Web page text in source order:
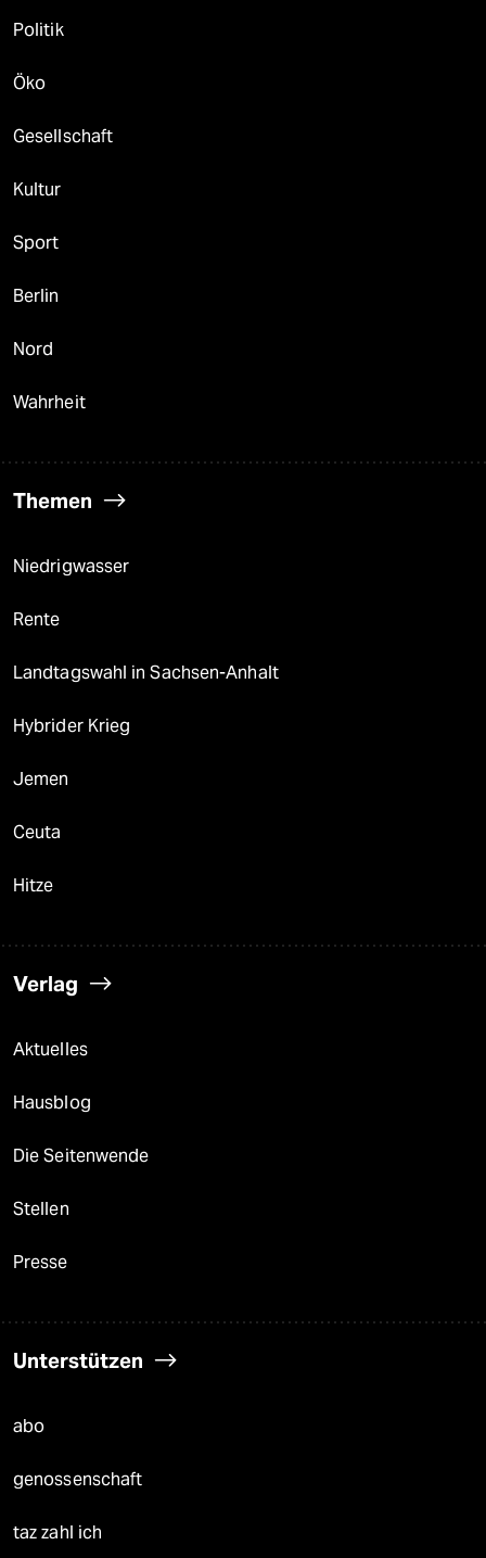
Politik
Öko
Gesellschaft
Kultur
Sport
Berlin
Nord
Wahrheit
Themen
Niedrigwasser
Rente
Landtagswahl in Sachsen-Anhalt
Hybrider Krieg
Jemen
Ceuta
Hitze
Verlag
Aktuelles
Hausblog
Die Seitenwende
Stellen
Presse
Unterstützen
abo
genossenschaft
taz zahl ich